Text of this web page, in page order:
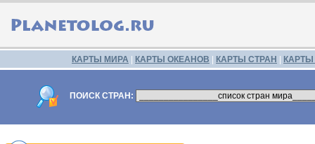
КАРТЫ МИРА КАРТЫ ОКЕАНОВ КАРТЫ СТРАН
ПОИСК СТРАН: